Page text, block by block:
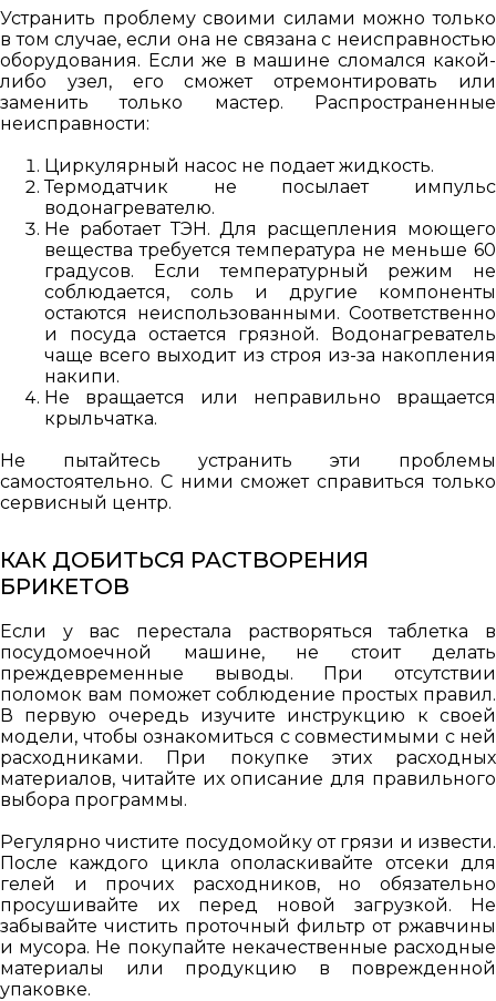
Устранить проблему своими силами можно только
в том случае, если она не связана с неисправностью
оборудования. Если же в машине сломался какой-
либо узел, его сможет отремонтировать или
заменить только мастер. Распространенные
неисправности:
Циркулярный насос не подает жидкость.
Термодатчик не посылает импульс
водонагревателю.
Не работает ТЭН. Для расщепления моющего
вещества требуется температура не меньше 60
градусов. Если температурный режим не
соблюдается, соль и другие компоненты
остаются неиспользованными. Соответственно
и посуда остается грязной. Водонагреватель
чаще всего выходит из строя из-за накопления
накипи.
Не вращается или неправильно вращается
крыльчатка.
Не пытайтесь устранить эти проблемы
самостоятельно. С ними сможет справиться только
сервисный центр.
КАК ДОБИТЬСЯ РАСТВОРЕНИЯ
БРИКЕТОВ
Если у вас перестала растворяться таблетка в
посудомоечной машине, не стоит делать
преждевременные выводы. При отсутствии
поломок вам поможет соблюдение простых правил.
В первую очередь изучите инструкцию к своей
модели, чтобы ознакомиться с совместимыми с ней
расходниками. При покупке этих расходных
материалов, читайте их описание для правильного
выбора программы.
Регулярно чистите посудомойку от грязи и извести.
После каждого цикла ополаскивайте отсеки для
гелей и прочих расходников, но обязательно
просушивайте их перед новой загрузкой. Не
забывайте чистить проточный фильтр от ржавчины
и мусора. Не покупайте некачественные расходные
материалы или продукцию в поврежденной
упаковке.